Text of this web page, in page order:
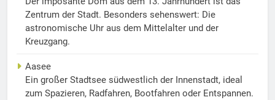
Zentrum der Stadt. Besonders sehenswert: Die
astronomische Uhr aus dem Mittelalter und der
Kreuzgang.
Aasee
Ein großer Stadtsee südwestlich der Innenstadt, ideal
zum Spazieren, Radfahren, Bootfahren oder Entspannen.